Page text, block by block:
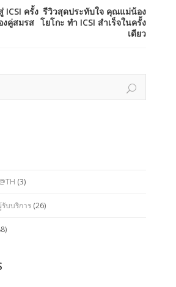
ICSI ครั้ง
งคู่สมรส
รีวิวสุดประทับใจ คุณแม่น้อง
โยโกะ ทำ ICSI สำเร็จในครั้ง
เดียว
(3)
บบริการ (26)